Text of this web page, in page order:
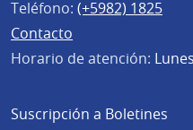
Teléfono: (+5982) 1825
Contacto
Horario de atención:
Suscripción a Boletines